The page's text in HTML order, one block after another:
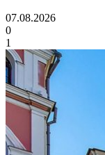
07.08.2026
0
1